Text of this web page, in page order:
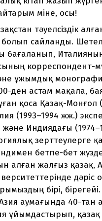
міне, осы!
тәуелсіздік
болып сайланды.
бағаланып,
корреспондент-
ұжымдық
ден астам мақала,
қоса Қазақ-Монғол
(1993–1994 жж.)
және Индиядағы
зерттеулерге
бетпе-бет
алған жалғыз қазақ,
дәріс
бірі,
аумағында 40-тан
ұйымдастырып,